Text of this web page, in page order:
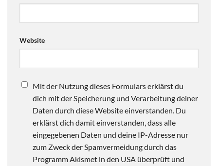
Website
Mit der Nutzung dieses Formulars erklärst du
dich mit der Speicherung und Verarbeitung deiner
Daten durch diese Website einverstanden. Du
erklärst dich damit einverstanden, dass alle
eingegebenen Daten und deine IP-Adresse nur
zum Zweck der Spamvermeidung durch das
Programm Akismet in den USA überprüft und